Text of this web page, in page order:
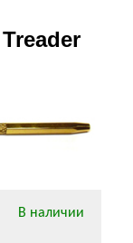
В наличии